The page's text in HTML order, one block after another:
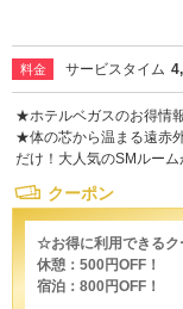
料金 サービスタイム
★ホテルベガスのお得情
★体の芯から温まる遠赤
だけ！大人気のSMルー
クーポン
☆お得に利用できる
休憩：500円OFF！
宿泊：800円OFF！